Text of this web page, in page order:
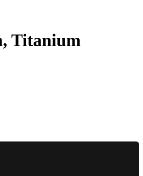
Titanium